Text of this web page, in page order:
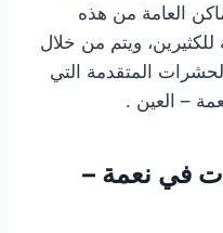
العامة من هذه
ويتم من خلال
المتقدمة التي
– العين .
في نعمة –